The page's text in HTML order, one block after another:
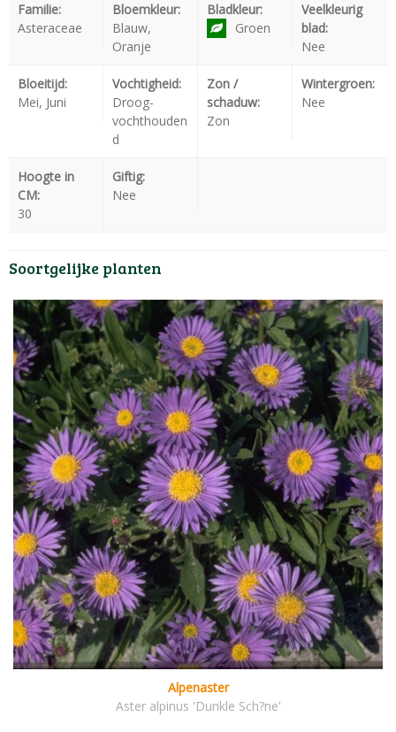
Familie:
Asteraceae
Bloemkleur:
Blauw,
Oranje
Bladkleur:
Groen
Veelkleurig
blad:
Nee
Bloeitijd:
Mei, Juni
Vochtigheid:
Droog-
vochthouden
d
Zon /
schaduw:
Zon
Wintergroen:
Nee
Hoogte in
CM:
30
Giftig:
Nee
Soortgelijke planten
Alpenaster
Aster alpinus 'Dunkle Sch?ne'